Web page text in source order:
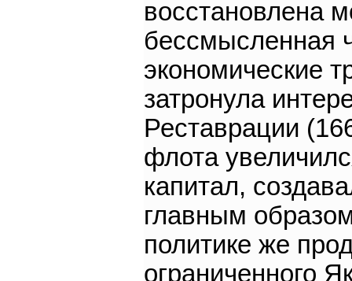
восстановлена
бессмысленная
экономические
затронула
Реставрации
флота
капитал,
главным
политике же
ограниченного